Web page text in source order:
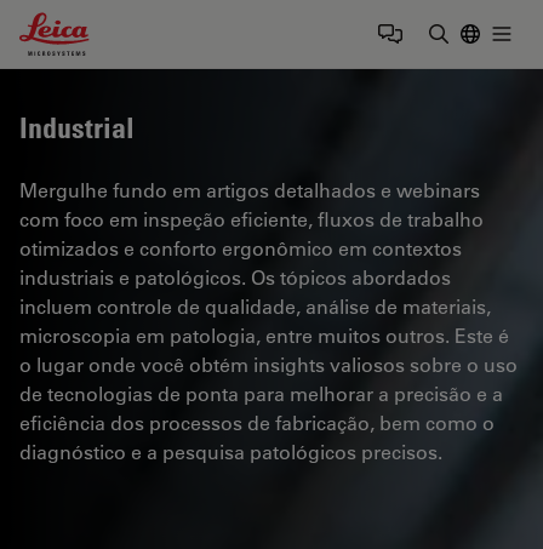
Leica Microsystems Logo
Industrial
Mergulhe fundo em artigos detalhados e webinars
com foco em inspeção eficiente, fluxos de trabalho
otimizados e conforto ergonômico em contextos
industriais e patológicos. Os tópicos abordados
incluem controle de qualidade, análise de materiais,
microscopia em patologia, entre muitos outros. Este é
o lugar onde você obtém insights valiosos sobre o uso
de tecnologias de ponta para melhorar a precisão e a
eficiência dos processos de fabricação, bem como o
diagnóstico e a pesquisa patológicos precisos.